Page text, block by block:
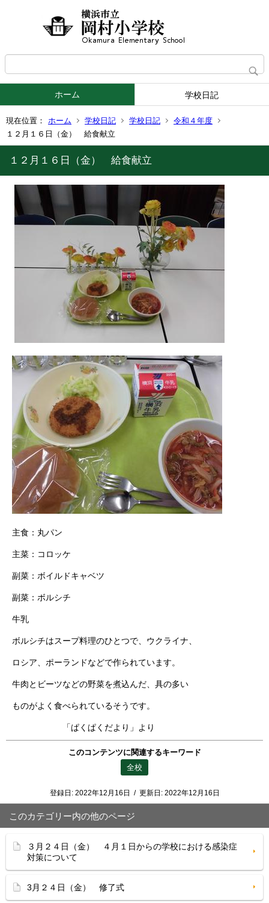
ホーム 学校日記
現在位置： ホーム 学校日記 学校日記
令和４年度
１２月１６日（金） 給食献立
１２月１６日（金） 給食献立
主食：丸パン
主菜：コロッケ
副菜：ボイルドキャベツ
副菜：ボルシチ
牛乳
ボルシチはスープ料理のひとつで、ウクライナ、
ロシア、ポーランドなどで作られています。
牛肉とビーツなどの野菜を煮込んだ、具の多い
ものがよく食べられているそうです。
「ぱくぱくだより」より
このコンテンツに関連するキーワード
全校
登録日: 2022年12月16日 / 更新日: 2022年12月16日
このカテゴリー内の他のページ
３月２４日（金） ４月１日からの学校における感染症
対策について
3月２４日（金） 修了式